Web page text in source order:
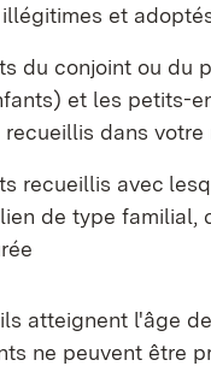
et
du conjoint ou du
et les petits-
recueillis dans votre
recueillis avec
de type familial,
atteignent l'âge
ne peuvent être